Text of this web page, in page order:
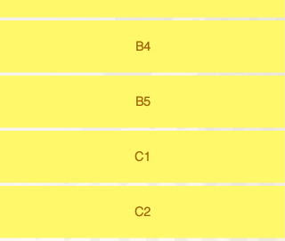
B4
B5
C1
C2